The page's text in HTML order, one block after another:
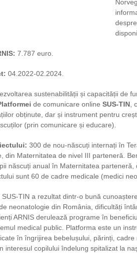
7.787 euro.
04.2022-02.2024.
sustenabilității și capacității de
de comunicare online SUS-TIN
obținute, dar și instrument pentru
(prin comunicare și educare).
300 de nou-născuți internați în
din Maternitatea de nivel III parteneră.
născuți anual în Maternitatea
sunt 60 de cadre medicale (medici
TIN a rezultat dintr-o bună
neonatologie din România, dificultăți
ARNIS derulează programe în
medical public. Platforma este un
în îngrijirea bebelușului, părinți,
interesul copilului îndelung spitalizat la